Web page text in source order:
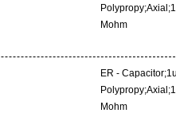
Mohm
ER -
Mohm